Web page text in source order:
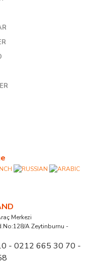
Merkezi
A Zeytinburnu -
- 0212 665 30 70 -